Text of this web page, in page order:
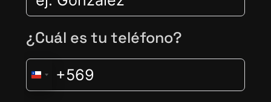
¿Cuál es tu teléfono?
C